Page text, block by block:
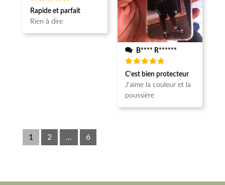
Note5
sur 5
Rapide et parfait
Rien à dire
B**** R******
Note5
sur 5
C’est bien protecteur
J’aime la couleur et la
poussière
1 2 ... 6